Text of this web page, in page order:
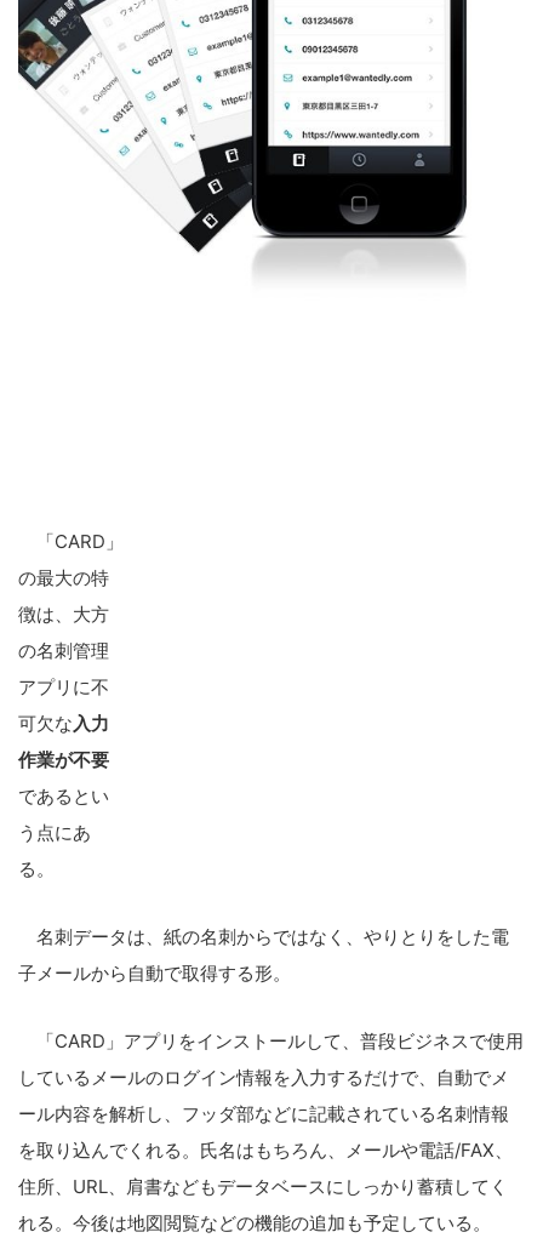
「CARD」
の最大の特
徴は、大方
の名刺管理
アプリに不
可欠な入力
作業が不要
であるとい
う点にあ
る。
名刺データは、紙の名刺からではなく、やりとりをした電
子メールから自動で取得する形。
「CARD」アプリをインストールして、普段ビジネスで使用
しているメールのログイン情報を入力するだけで、自動でメ
ール内容を解析し、フッダ部などに記載されている名刺情報
を取り込んでくれる。氏名はもちろん、メールや電話/FAX、
住所、URL、肩書などもデータベースにしっかり蓄積してく
れる。今後は地図閲覧などの機能の追加も予定している。